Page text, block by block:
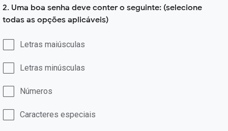
2. Uma boa senha deve conter o seguinte: (selecione
todas as opções aplicáveis)
Letras maiúsculas
Letras minúsculas
Números
Caracteres especiais